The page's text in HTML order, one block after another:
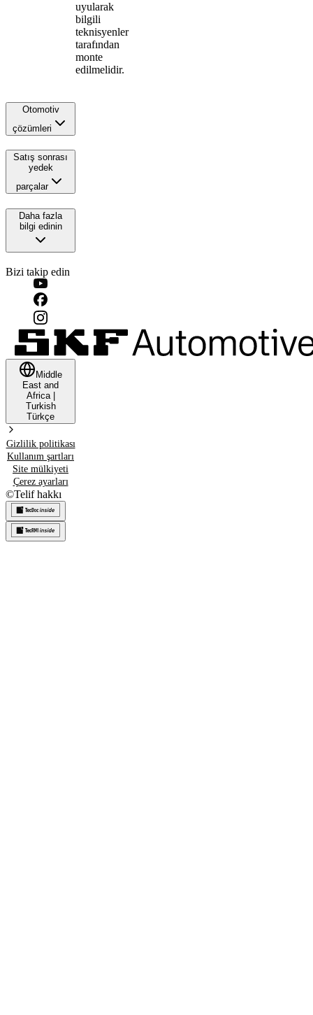
uyularak
bilgili
teknisyenler
tarafından
monte
edilmelidir.
Otomotiv
çözümleri
Satış sonrası
yedek
parçalar
Daha fazla
bilgi edinin
Bizi takip edin
Middle
East and
Africa|
Turkish
Türkçe
Gizlilik politikası
Kullanım şartları
Site mülkiyeti
Çerez ayarları
©Telif hakkı